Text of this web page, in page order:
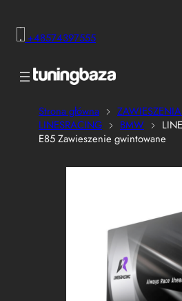
+48574397555
Strona główna
LINESRACING
BMW
E85 Zawieszenie gwintowane